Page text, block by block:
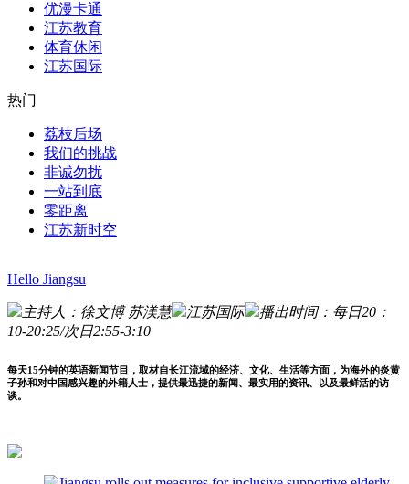
优漫卡通
江苏教育
体育休闲
江苏国际
热门
荔枝后场
我们的挑战
非诚勿扰
一站到底
零距离
江苏新时空
Hello Jiangsu
主持人：徐文博 苏渼慧 江苏国际
播出时间：每日20：
10-20:25/次日2:55-3:10
每天15分钟的英语新闻节目，取材自长江流域的经济、文化、生活等方面，为海外的炎黄
子孙和对中国感兴趣的外籍人士，提供最迅捷的新闻、最实用的资讯、以及最鲜活的访
谈。